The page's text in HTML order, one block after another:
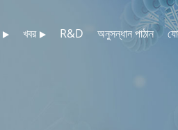
খবর R&D অনুসন্ধান পাঠান